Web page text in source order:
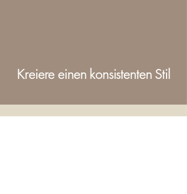
Kreiere einen konsistenten Stil